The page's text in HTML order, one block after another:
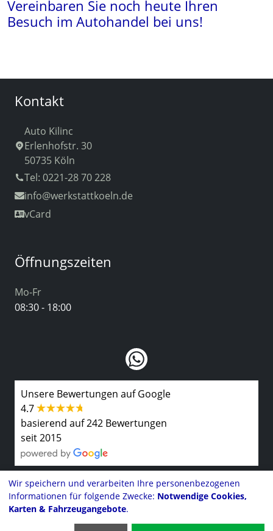
Vereinbaren Sie noch heute Ihren
Besuch im Autohandel bei uns!
Kontakt
Auto Kilinc
Erlenhofstr. 30
50735 Köln
Tel: 0221-28 70 228
info@werkstattkoeln.de
vCard
Öffnungszeiten
Mo-Fr
08:30 - 18:00
Unsere Bewertungen auf Google
4.7
basierend auf 242 Bewertungen
seit 2015
Wir speichern und verarbeiten Ihre personenbezogenen
Informationen für folgende Zwecke: Notwendige Cookies,
Karten & Fahrzeugangebote.